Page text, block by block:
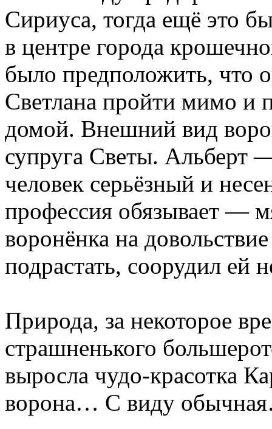
Сириуса, тогда ещё это
в центре города
было предположить, что
Светлана пройти мимо и
домой. Внешний вид
супруга Светы. Альберт
человек серьёзный и
профессия обязывает —
воронёнка на
подрастать, соорудил ей
Природа, за некоторое
страшненького
выросла чудо-красотка
ворона… С виду